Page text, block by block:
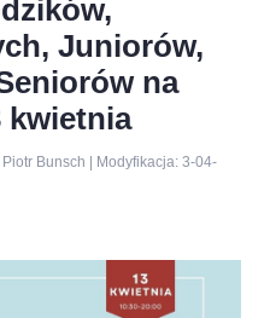
Juniorów,
na
kwietnia
Bunsch | Modyfikacja: 3-04-